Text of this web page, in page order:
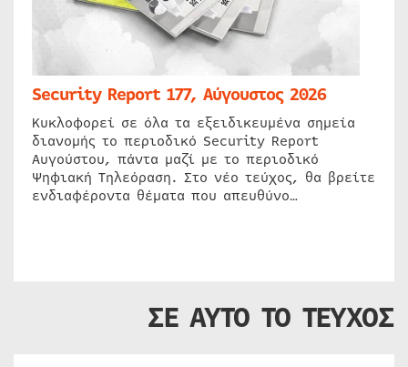
Security Report 177, Αύγουστος 2026
Κυκλοφορεί σε όλα τα εξειδικευμένα σημεία
διανομής το περιοδικό Security Report
Αυγούστου, πάντα μαζί με το περιοδικό
Ψηφιακή Τηλεόραση. Στο νέο τεύχος, θα βρείτε
ενδιαφέροντα θέματα που απευθύνο…
ΣΕ ΑΥΤΟ ΤΟ ΤΕΥΧΟΣ